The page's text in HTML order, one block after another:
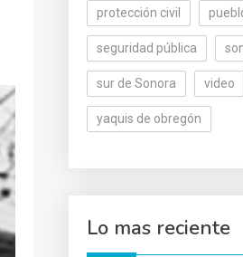
protección civil
seguridad pública
sur de Sonora video
yaquis de obregón
Lo mas reciente